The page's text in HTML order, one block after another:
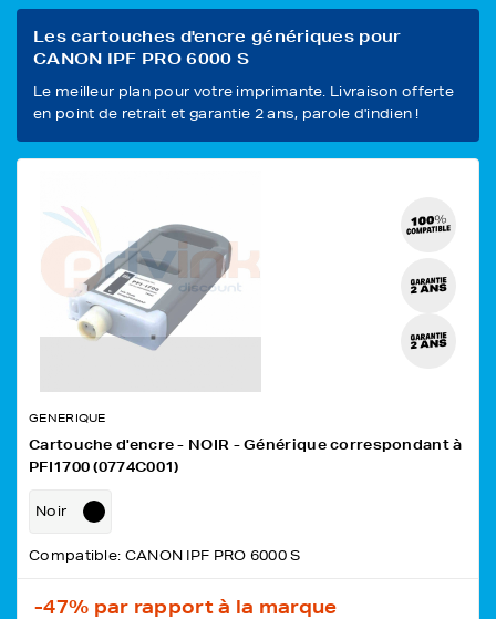
Les cartouches d'encre génériques pour
CANON IPF PRO 6000 S
Le meilleur plan pour votre imprimante. Livraison offerte
en point de retrait et garantie 2 ans, parole d'indien !
GENERIQUE
Cartouche d'encre - NOIR - Générique correspondant à
PFI1700 (0774C001)
Noir
Compatible: CANON IPF PRO 6000 S
-47% par rapport à la marque